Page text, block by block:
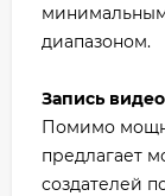
диапазоном.
Запись видео
Помимо
предлагает
создателей